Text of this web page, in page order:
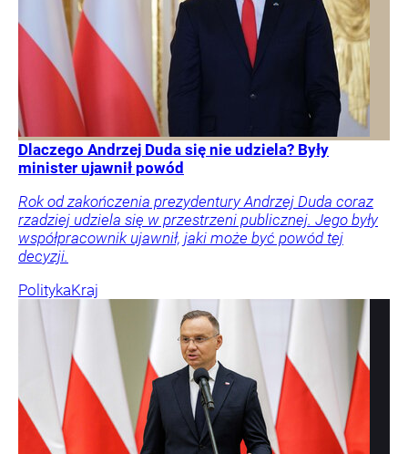
Dlaczego Andrzej Duda się nie udziela? Były
minister ujawnił powód
Rok od zakończenia prezydentury Andrzej Duda coraz
rzadziej udziela się w przestrzeni publicznej. Jego były
współpracownik ujawnił, jaki może być powód tej
decyzji.
PolitykaKraj